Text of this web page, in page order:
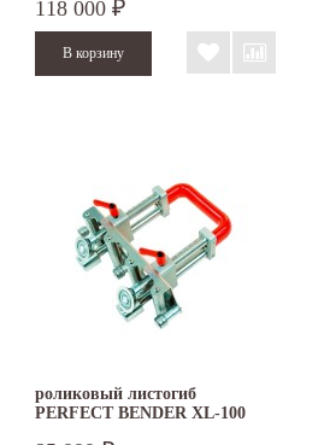
118 000 ₽
роликовый листогиб
PERFECT BENDER XL-100